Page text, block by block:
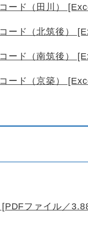
ード（田川）
ード（北筑後）
ード（南筑後）
ード（京築）
ファイル／